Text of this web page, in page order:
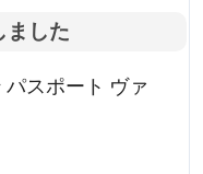
ました